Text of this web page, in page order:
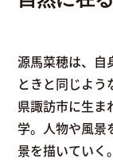
源馬菜穂は、自
ときと同じよ
県諏訪市に生ま
学。人物や風景
景を描いていく